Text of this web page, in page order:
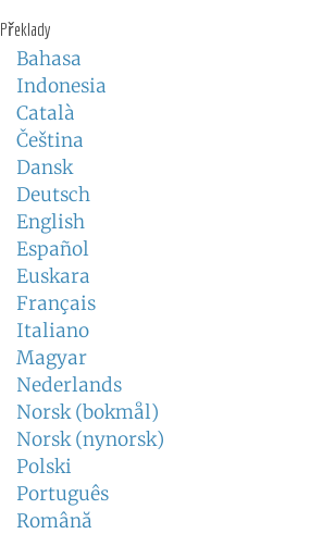
Překlady
Bahasa
Indonesia
Català
Čeština
Dansk
Deutsch
English
Español
Euskara
Français
Italiano
Magyar
Nederlands
Norsk (bokmål)
Norsk (nynorsk)
Polski
Português
Română